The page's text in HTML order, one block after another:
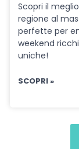
Scopri il
regione al
perfette per
weekend
uniche!
SCOPRI »